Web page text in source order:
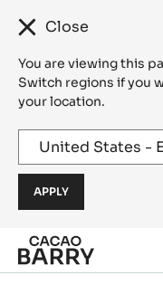
Close
You are viewing this
Switch regions if you
your location.
Skip to main